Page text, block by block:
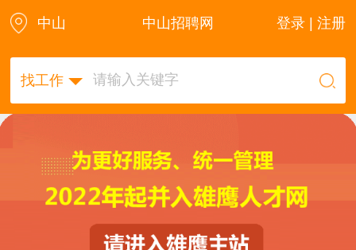
中山 登录 | 注册
中山招聘网
找工作